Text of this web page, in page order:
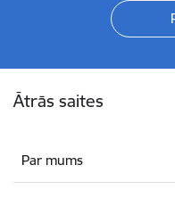
Ātrās saites
Par mums